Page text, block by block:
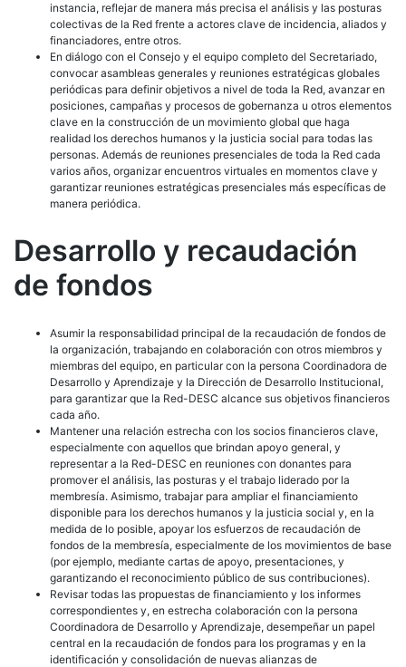
instancia, reflejar de manera más precisa el análisis y las posturas
colectivas de la Red frente a actores clave de incidencia, aliados y
financiadores, entre otros.
En diálogo con el Consejo y el equipo completo del Secretariado,
convocar asambleas generales y reuniones estratégicas globales
periódicas para definir objetivos a nivel de toda la Red, avanzar en
posiciones, campañas y procesos de gobernanza u otros elementos
clave en la construcción de un movimiento global que haga
realidad los derechos humanos y la justicia social para todas las
personas. Además de reuniones presenciales de toda la Red cada
varios años, organizar encuentros virtuales en momentos clave y
garantizar reuniones estratégicas presenciales más específicas de
manera periódica.
Desarrollo y recaudación
de fondos
Asumir la responsabilidad principal de la recaudación de fondos de
la organización, trabajando en colaboración con otros miembros y
miembras del equipo, en particular con la persona Coordinadora de
Desarrollo y Aprendizaje y la Dirección de Desarrollo Institucional,
para garantizar que la Red-DESC alcance sus objetivos financieros
cada año.
Mantener una relación estrecha con los socios financieros clave,
especialmente con aquellos que brindan apoyo general, y
representar a la Red-DESC en reuniones con donantes para
promover el análisis, las posturas y el trabajo liderado por la
membresía. Asimismo, trabajar para ampliar el financiamiento
disponible para los derechos humanos y la justicia social y, en la
medida de lo posible, apoyar los esfuerzos de recaudación de
fondos de la membresía, especialmente de los movimientos de base
(por ejemplo, mediante cartas de apoyo, presentaciones, y
garantizando el reconocimiento público de sus contribuciones).
Revisar todas las propuestas de financiamiento y los informes
correspondientes y, en estrecha colaboración con la persona
Coordinadora de Desarrollo y Aprendizaje, desempeñar un papel
central en la recaudación de fondos para los programas y en la
identificación y consolidación de nuevas alianzas de